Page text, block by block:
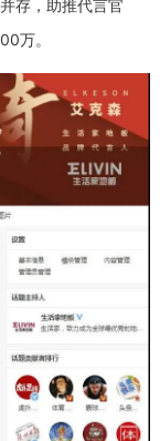
存，助推代言官
万。